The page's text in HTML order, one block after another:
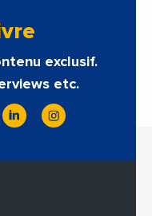
exclusif.
etc.